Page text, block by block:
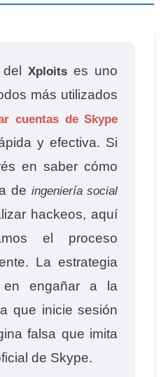
delXploits es uno
más utilizados
cuentas de Skype
y efectiva. Si
en saber cómo
de ingeniería social
hackeos, aquí
el proceso
La estrategia
engañar a la
que inicie sesión
falsa que imita
de Skype.